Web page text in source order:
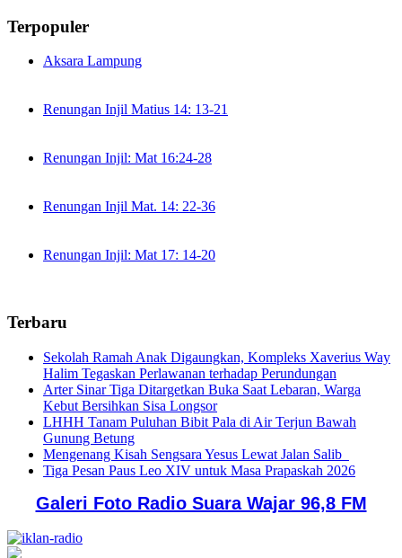
Terpopuler
Aksara Lampung
Renungan Injil Matius 14: 13-21
Renungan Injil: Mat 16:24-28
Renungan Injil Mat. 14: 22-36
Renungan Injil: Mat 17: 14-20
Terbaru
Sekolah Ramah Anak Digaungkan, Kompleks Xaverius Way
Halim Tegaskan Perlawanan terhadap Perundungan
Arter Sinar Tiga Ditargetkan Buka Saat Lebaran, Warga
Kebut Bersihkan Sisa Longsor
LHHH Tanam Puluhan Bibit Pala di Air Terjun Bawah
Gunung Betung
Mengenang Kisah Sengsara Yesus Lewat Jalan Salib
Tiga Pesan Paus Leo XIV untuk Masa Prapaskah 2026
Galeri Foto Radio Suara Wajar 96,8 FM